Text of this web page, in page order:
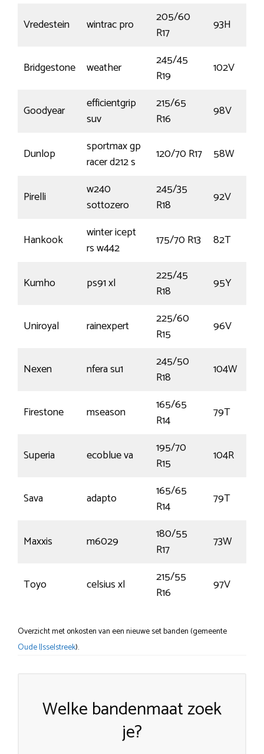
Vredestein wintrac pro
205/60
R17
93H
Bridgestone weather
245/45
R19
102V
Goodyear
efficientgrip
suv
215/65
R16
98V
Dunlop
sportmax gp
racer d212 s
120/70 R17 58W
Pirelli
w240
sottozero
245/35
R18
92V
Hankook
winter icept
rs w442
175/70 R13 82T
Kumho ps91 xl
225/45
R18
95Y
Uniroyal rainexpert
225/60
R15
96V
Nexen nfera su1
245/50
R18
104W
Firestone mseason
165/65
R14
79T
Superia ecoblue va
195/70
R15
104R
Sava adapto
165/65
R14
79T
Maxxis m6029
180/55
R17
73W
Toyo celsius xl
215/55
R16
97V
Overzicht met onkosten van een nieuwe set banden (gemeente
Oude IJsselstreek).
Welke bandenmaat zoek
je?